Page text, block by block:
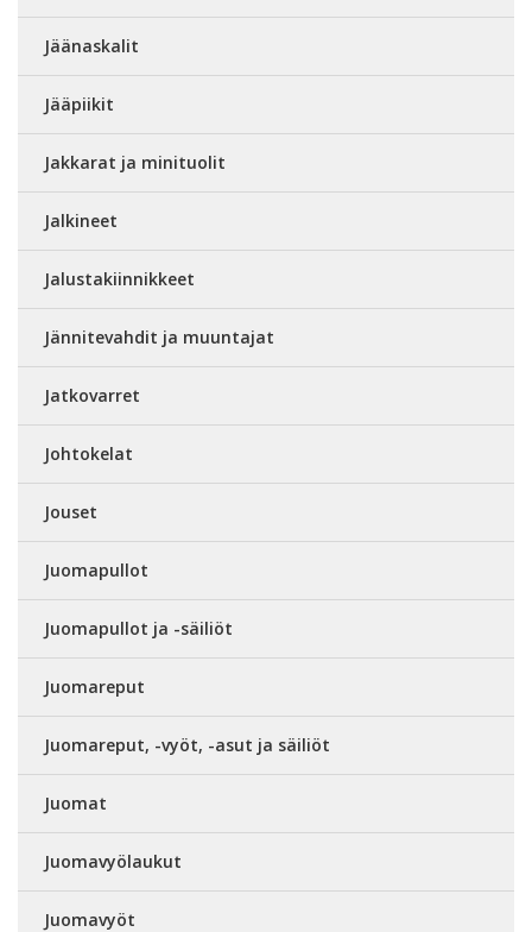
Jäänaskalit
Jääpiikit
Jakkarat ja minituolit
Jalkineet
Jalustakiinnikkeet
Jännitevahdit ja muuntajat
Jatkovarret
Johtokelat
Jouset
Juomapullot
Juomapullot ja -säiliöt
Juomareput
Juomareput, -vyöt, -asut ja säiliöt
Juomat
Juomavyölaukut
Juomavyöt